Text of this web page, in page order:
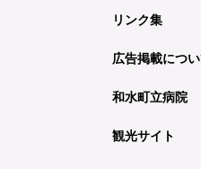
リンク集
広告掲載につ
和水町立病院
観光サイト